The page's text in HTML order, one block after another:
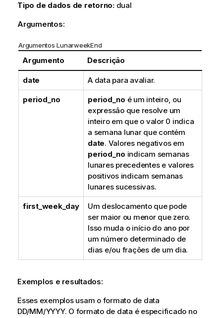
Tipo de dados de retorno:dual
Argumentos:
Argumentos LunarweekEnd
Argumento Descrição
date A data para avaliar.
period_no period_no é um inteiro, ou
expressão que resolve um
inteiro em que o valor 0 indica
a semana lunar que contém
date. Valores negativos em
period_no indicam semanas
lunares precedentes e valores
positivos indicam semanas
lunares sucessivas.
first_week_day
Um deslocamento que pode
ser maior ou menor que zero.
Isso muda o início do ano por
um número determinado de
dias e/ou frações de um dia.
Exemplos e resultados:
Esses exemplos usam o formato de data
DD/MM/YYYY. O formato de data é especificado no